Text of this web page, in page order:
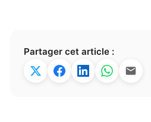
Partager cet article :